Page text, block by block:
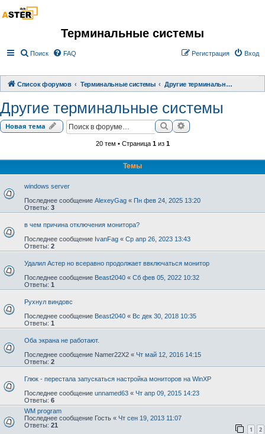
Терминальные системы
Поиск FAQ Вход
Регистрация
Список форумов Терминальные системы Другие терминальные системы
Другие терминальные системы
Новая тема ПоискРасширенный поиск
20 тем • Страница 1из 1
Темы
windows server
Последнее сообщение AlexeyGag « Пн фев 24, 2025 13:20
Ответы: 3
в чем причина отключения монитора?
Последнее сообщение IvanFag « Ср апр 26, 2023 13:43
Ответы: 2
Удалил Астер но всеравно продолжает ввключаться монитор
Последнее сообщение Beast2040 « Сб фев 05, 2022 10:32
Ответы: 1
Рухнул виндовс
Последнее сообщение Beast2040 « Вс дек 30, 2018 10:35
Ответы: 1
Оба экрана не работают.
Последнее сообщение Namer22X2 « Чт май 12, 2016 14:15
Ответы: 2
Глюк - перестала запускаться настройка мониторов на WinXP
Последнее сообщение unnamed63 « Чт апр 09, 2015 14:23
Ответы: 6
WM program
Последнее сообщение Гость « Чт сен 19, 2013 11:07
Ответы: 21
1 2